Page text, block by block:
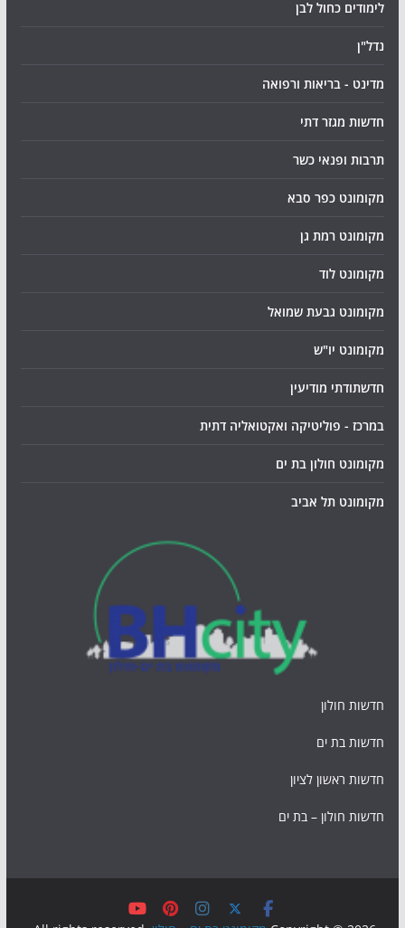
לימודים כחול לבן
נדל"ן
מדינט - בריאות ורפואה
חדשות מגזר דתי
תרבות ופנאי כשר
מקומונט כפר סבא
מקומונט רמת גן
מקומונט לוד
מקומונט גבעת שמואל
מקומונט יו"ש
חדשתודתי מודיעין
במרכז - פוליטיקה ואקטואליה דתית
מקומונט חולון בת ים
מקומונט תל אביב
חדשות חולון
חדשות בת ים
חדשות ראשון לציון
חדשות חולון – בת ים